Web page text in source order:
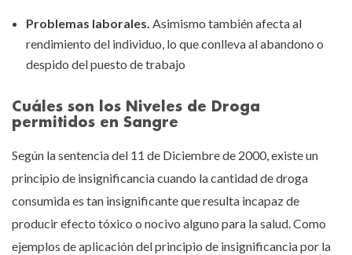
Problemas laborales. Asimismo también afecta al
rendimiento del individuo, lo que conlleva al abandono o
despido del puesto de trabajo
Cuáles son los Niveles de Droga
permitidos en Sangre
Según la sentencia del 11 de Diciembre de 2000, existe un
principio de insignificancia cuando la cantidad de droga
consumida es tan insignificante que resulta incapaz de
producir efecto tóxico o nocivo alguno para la salud. Como
ejemplos de aplicación del principio de insignificancia por la